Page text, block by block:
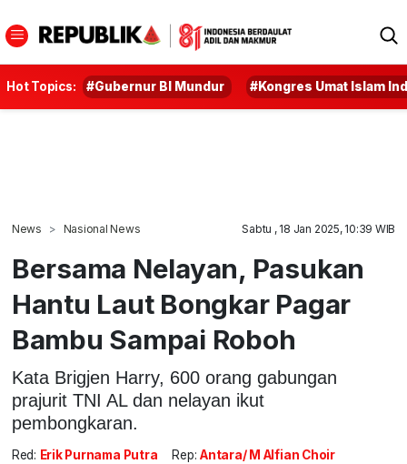
Hot Topics: #Gubernur BI Mundur #Kongres Umat Islam
News Nasional News Sabtu , 18 Jan 2025, 10:39 WIB
Bersama Nelayan, Pasukan
Hantu Laut Bongkar Pagar
Bambu Sampai Roboh
Kata Brigjen Harry, 600 orang gabungan
prajurit TNI AL dan nelayan ikut
pembongkaran.
Red: Erik Purnama Putra Rep: Antara/ M Alfian Choir